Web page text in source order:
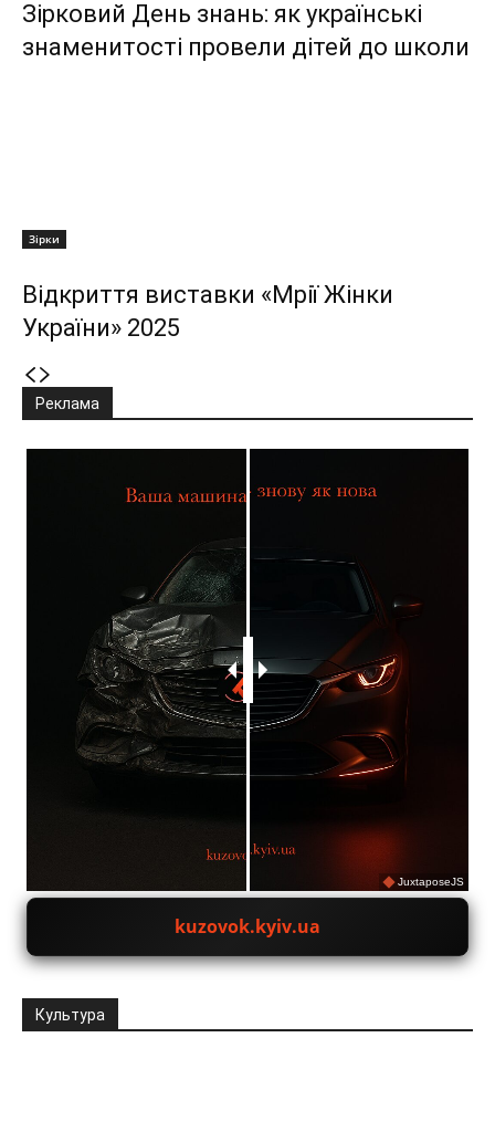
Зірковий День знань: як українські
знаменитості провели дітей до школи
Зірки
Відкриття виставки «Мрії Жінки
України» 2025
Реклама
JuxtaposeJS
kuzovok.kyiv.ua
Культура